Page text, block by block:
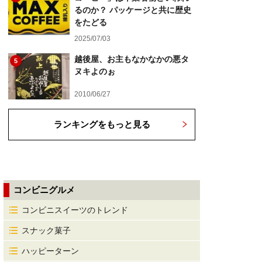
るのか？ パッケージと共に歴史
をたどる
2025/07/03
5
越後屋、お主もなかなかの悪タ
ヌキよのぉ
2010/06/27
ランキングをもっと見る
コンビニグルメ
コンビニスイーツのトレンド
スナック菓子
ハッピーターン